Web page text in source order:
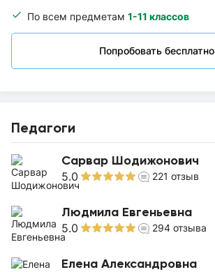
По всем предметам 1-11 классов
Попробовать бесплатно
Педагоги
Сарвар Шодижонович
5.0 221 отзыв
Людмила Евгеньевна
5.0 294 отзыва
Елена Александровна